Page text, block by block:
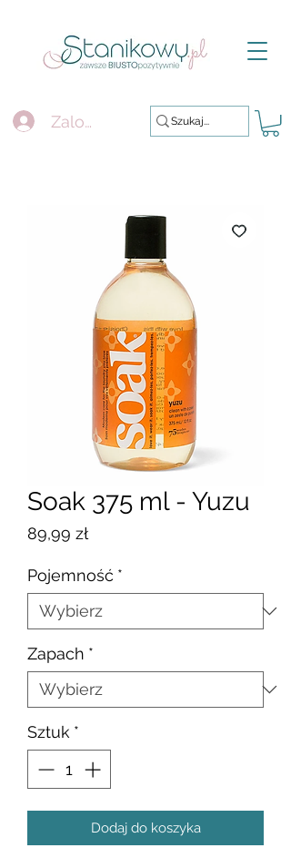
Zaloguj się
Soak 375 ml - Yuzu
89,99 złCena
Pojemność *
Zapach *
Sztuk *
Dodaj do koszyka